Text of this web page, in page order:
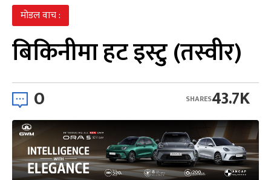
मोडल वाच :
बिकिनीमा हट इस्टु (तस्वीर)
0 43.7K
SHARES